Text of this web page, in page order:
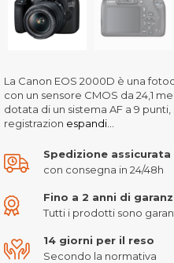
La Canon EOS 2000D è una
con un sensore CMOS da 24,1
dotata di un sistema AF a 9
registrazion espandi...
Spedizione assicurata
con consegna in 24/48h
Fino a 2 anni di
Tutti i prodotti sono
14 giorni per il reso
Secondo la normativa